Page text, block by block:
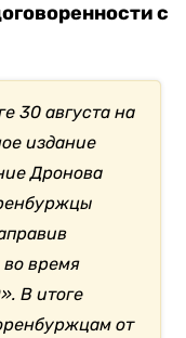
с
30 августа на
издание
Дронова
время
В итоге
от